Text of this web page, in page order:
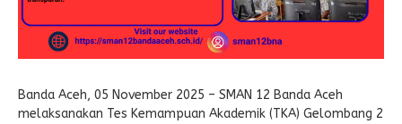
Banda Aceh, 05 November 2025 – SMAN 12 Banda Aceh
melaksanakan Tes Kemampuan Akademik (TKA) Gelombang 2